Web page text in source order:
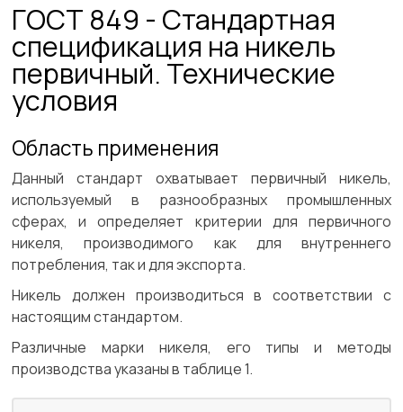
ГОСТ 849 - Стандартная
спецификация на никель
первичный. Технические
условия
Область применения
Данный стандарт охватывает первичный никель,
используемый в разнообразных промышленных
сферах, и определяет критерии для первичного
никеля, производимого как для внутреннего
потребления, так и для экспорта.
Никель должен производиться в соответствии с
настоящим стандартом.
Различные марки никеля, его типы и методы
производства указаны в таблице 1.